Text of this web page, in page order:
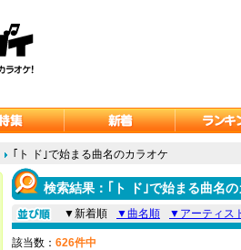
｢ト ド｣で始まる曲名のカラオケ
検索結果：｢ト ド｣で始まる曲名
▼新着順 ▼曲名順 ▼アーティス
該当数： 626件中